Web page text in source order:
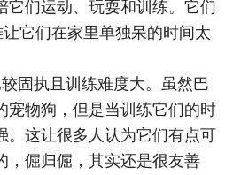
它们运动、玩耍和训练。它们
让它们在家里单独呆的时间太
执且训练难度大。虽然巴
宠物狗，但是当训练它们的时
。这让很多人认为它们有点可
，倔归倔，其实还是很友善